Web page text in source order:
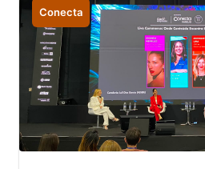
Conecta